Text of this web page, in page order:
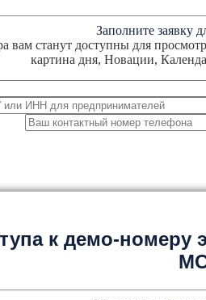
Заполните заявку
вам станут доступны для
картина дня, Новации,
к демо-номеру